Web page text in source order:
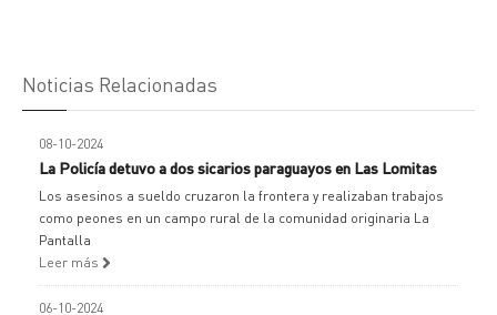
Noticias Relacionadas
08-10-2024
La Policía detuvo a dos sicarios paraguayos en Las Lomitas
Los asesinos a sueldo cruzaron la frontera y realizaban trabajos
como peones en un campo rural de la comunidad originaria La
Pantalla
Leer más
06-10-2024